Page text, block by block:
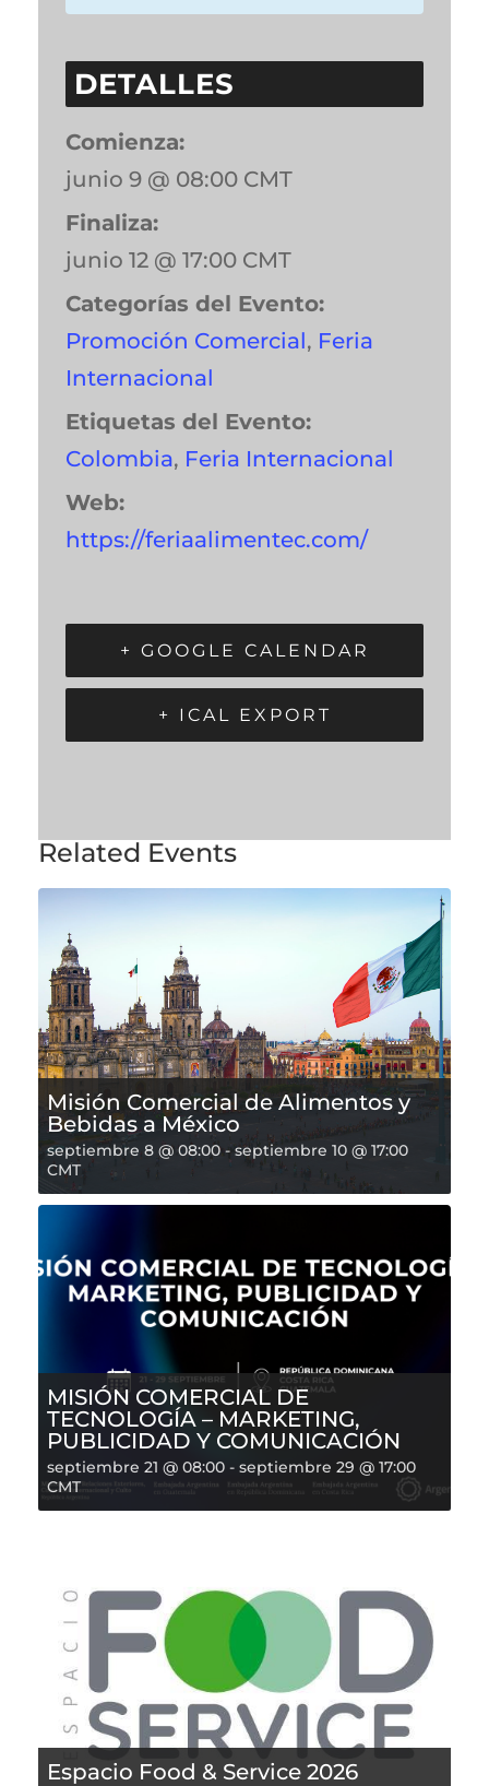
DETALLES
Comienza:
junio 9 @ 08:00 CMT
Finaliza:
junio 12 @ 17:00 CMT
Categorías del Evento:
Promoción Comercial, Feria
Internacional
Etiquetas del Evento:
Colombia, Feria Internacional
Web:
https://feriaalimentec.com/
+ GOOGLE CALENDAR
+ ICAL EXPORT
Related Events
Misión Comercial de Alimentos y
Bebidas a México
septiembre 8 @ 08:00 - septiembre 10 @ 17:00
CMT
MISIÓN COMERCIAL DE
TECNOLOGÍA – MARKETING,
PUBLICIDAD Y COMUNICACIÓN
septiembre 21 @ 08:00 - septiembre 29 @ 17:00
CMT
Espacio Food & Service 2026